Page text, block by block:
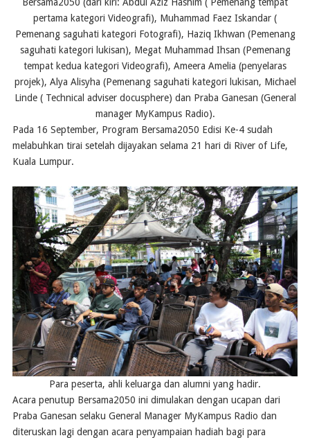
pertama kategori Videografi), Muhammad Faez Iskandar (
Pemenang saguhati kategori Fotografi), Haziq Ikhwan (Pemenang
saguhati kategori lukisan), Megat Muhammad Ihsan (Pemenang
tempat kedua kategori Videografi), Ameera Amelia (penyelaras
projek), Alya Alisyha (Pemenang saguhati kategori lukisan, Michael
Linde ( Technical adviser docusphere) dan Praba Ganesan (General
manager MyKampus Radio).
Pada 16 September, Program Bersama2050 Edisi Ke-4 sudah
melabuhkan tirai setelah dijayakan selama 21 hari di River of Life,
Kuala Lumpur.
Para peserta, ahli keluarga dan alumni yang hadir.
Acara penutup Bersama2050 ini dimulakan dengan ucapan dari
Praba Ganesan selaku General Manager MyKampus Radio dan
diteruskan lagi dengan acara penyampaian hadiah bagi para